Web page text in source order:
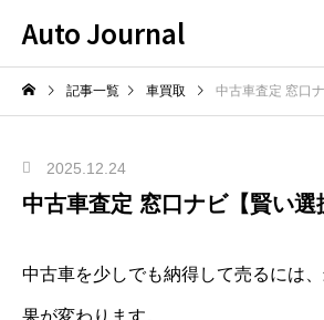
Auto Journal
記事一覧 車買取 中古車査定 窓口
2025.12.24
中古車査定 窓口ナビ【賢い選
中古車を少しでも納得して売るには
果が変わります。